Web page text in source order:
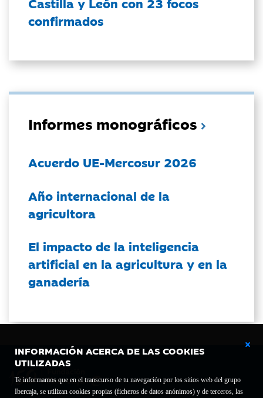
INFORMACIÓN ACERCA DE LAS COOKIES
UTILIZADAS
Te informamos que en el transcurso de tu navegación por los sitios web del grupo
Ibercaja, se utilizan cookies propias (ficheros de datos anónimos) y de terceros, las
confirmados
Informes monográficos
Acuerdo UE-Mercosur 2026
Año internacional de la
agricultora
El impacto de la inteligencia
artificial en la agricultura y en la
ganadería